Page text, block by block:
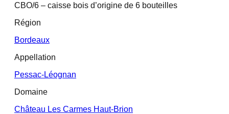
CBO/6 – caisse bois d’origine de 6 bouteilles
Région
Bordeaux
Appellation
Pessac-Léognan
Domaine
Château Les Carmes Haut-Brion